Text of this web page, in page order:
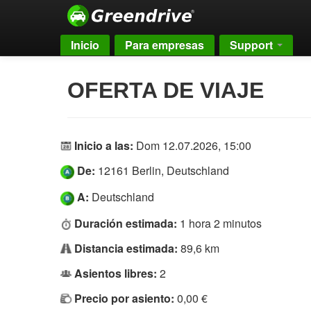
Inicio Para empresas Support
OFERTA DE VIAJE
Inicio a las: Dom 12.07.2026, 15:00
De: 12161 Berlin, Deutschland
A: Deutschland
Duración estimada: 1 hora 2 minutos
Distancia estimada: 89,6 km
Asientos libres: 2
Precio por asiento: 0,00 €